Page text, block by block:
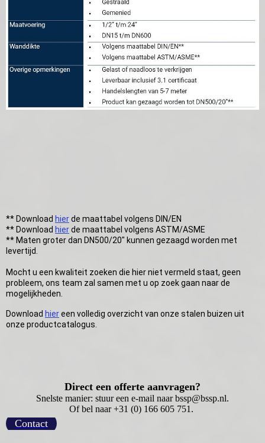
** Download hierde maattabel volgens DIN/EN
** Download hierde maattabel volgens ASTM/ASME
** Maten groter dan DN500/20" kunnen gezaagd worden met
levertijd.
Mocht u een kwaliteit zoeken die hier niet vermeld staat, geen
probleem, ons team zal samen met u op zoek gaan naar de
mogelijkheden.
Download hiereen volledig overzicht van onze stalen buizen uit
onze productcatalogus.
Direct een offerte aanvragen?
Snelste manier: stuur een e-mail naar bssp@bssp.nl.
Of bel naar +31 (0) 166 605 751.
Contact